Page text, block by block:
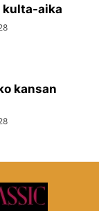
kulta-aika
kansan